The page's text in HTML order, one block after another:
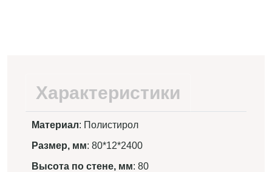
Характеристики
Материал: Полистирол
Размер, мм: 80*12*2400
Высота по стене, мм: 80